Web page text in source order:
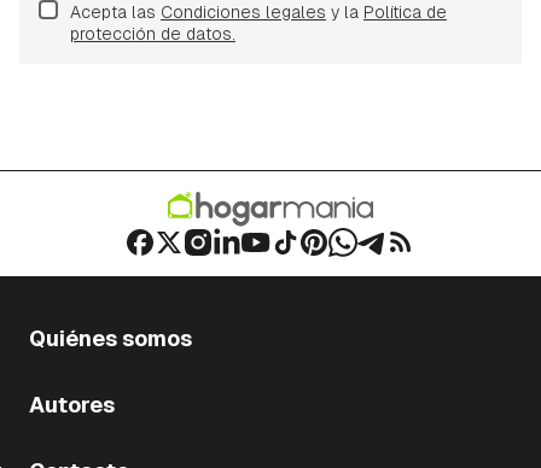
Acepta las Condiciones legales y la Política de
protección de datos.
Quiénes somos
Autores